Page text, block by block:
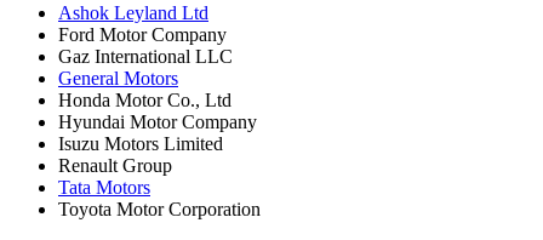
Ashok Leyland Ltd
Ford Motor Company
Gaz International LLC
General Motors
Honda Motor Co., Ltd
Hyundai Motor Company
Isuzu Motors Limited
Renault Group
Tata Motors
Toyota Motor Corporation